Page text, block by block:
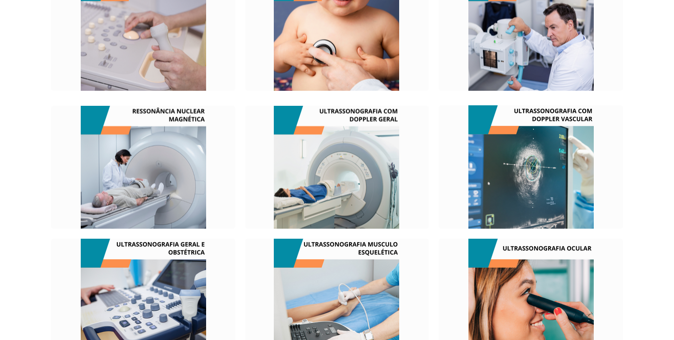
O QUE É?
É um teste que utiliza ondas sonoras para
obter imagens do coração.
O QUE É?
É um teste que utiliza ondas sonoras para
obter imagens do coração.
O QUE É?
Exame que faz uso de radiação ionizante
para obter imagens de partes diversas do
corpo humano.
O QUE É?
Exame de imagem médica usada em
radiologia para formar imagens da
anatomia e dos processos fisiológicos do
corpo.
O QUE É?
O ultrassom com doppler é uma técnica
diferenciada, que permite analisar o
movimento dos órgãos e o fluxo
sanguíneo em tempo real.
O QUE É?
Este tipo de ultrassom vascular avalia a
circulação do fluxo sanguíneo nos vasos,
como nas veias e artérias das pernas.
O QUE É?
Visualiza as movimentações das
estruturas internas do paciente, bem
como seus órgãos e tecidos. Já a
ultrassonografia obstétrica analisa o
crescimento e o peso do bebê.
O QUE É?
A ultrassonografia musculoesquelética
avalia as articulações como ombro,
cotovelo, braço, antebraço, punho, mão,
quadril, coxa, joelho, perna, tornozelo e pé.
O QUE É?
Exame que analisa de maneira detalhada
todas as estruturas do olho, auxiliando no
diagnóstico de diversas doenças
oftalmológicas.